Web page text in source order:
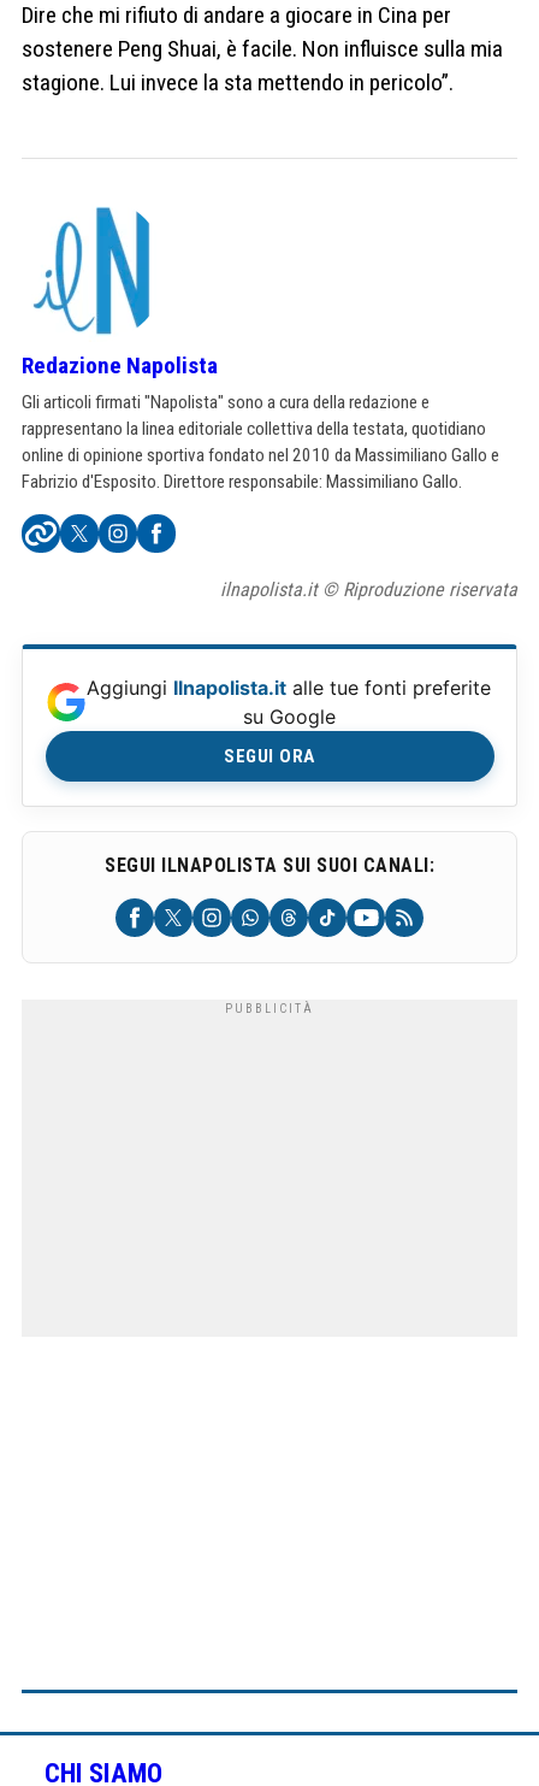
Dire che mi rifiuto di andare a giocare in Cina per
sostenere Peng Shuai, è facile. Non influisce sulla mia
stagione. Lui invece la sta mettendo in pericolo”.
Redazione Napolista
Gli articoli firmati "Napolista" sono a cura della redazione e
rappresentano la linea editoriale collettiva della testata, quotidiano
online di opinione sportiva fondato nel 2010 da Massimiliano Gallo e
Fabrizio d'Esposito. Direttore responsabile: Massimiliano Gallo.
ilnapolista.it © Riproduzione riservata
Aggiungi Ilnapolista.it alle tue fonti preferite
su Google
SEGUI ORA
SEGUI ILNAPOLISTA SUI SUOI CANALI:
CHI SIAMO